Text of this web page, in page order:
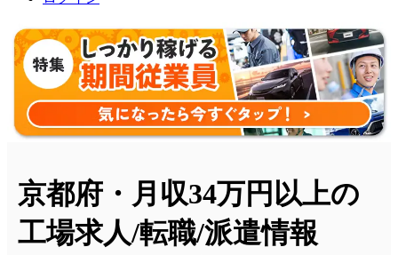
京都府・月収34万円以上の
工場求人/転職/派遣情報